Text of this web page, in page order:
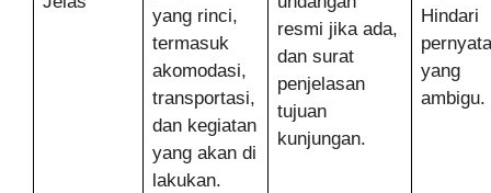
yang rinci,
termasuk
akomodasi,
transportasi,
dan kegiatan
yang akan di
lakukan.
resmi jika ada,
dan surat
penjelasan
tujuan
kunjungan.
Hindari
yang
ambigu.